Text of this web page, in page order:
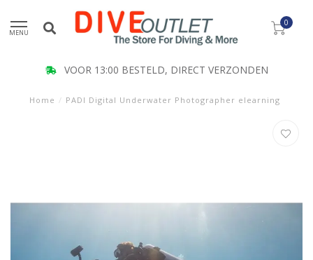
MENU
0
VOOR 13:00 BESTELD, DIRECT VERZONDEN
Home / PADI Digital Underwater Photographer elearning